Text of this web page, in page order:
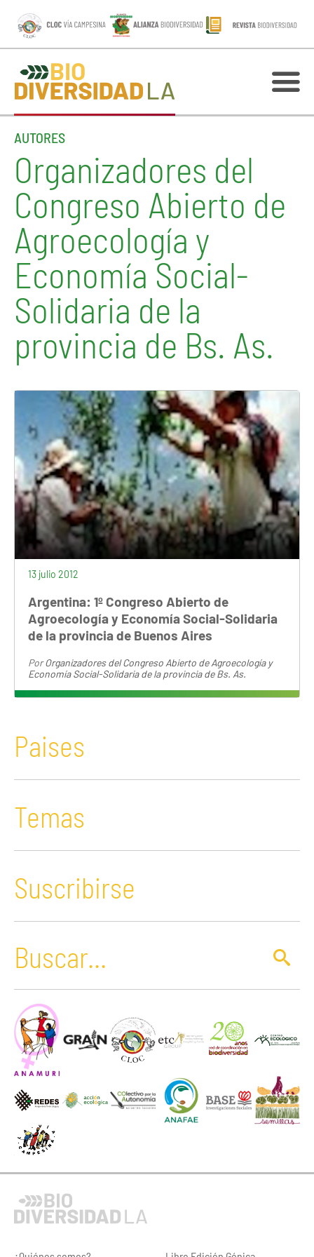
AUTORES
Organizadores del
Congreso Abierto de
Agroecología y
Economía Social-
Solidaria de la
provincia de Bs. As.
13 julio 2012
Argentina: 1º Congreso Abierto de
Agroecología y Economía Social-Solidaria
de la provincia de Buenos Aires
PorOrganizadores del Congreso Abierto de Agroecología y
Economía Social-Solidaria de la provincia de Bs. As.
Paises
Temas
Suscribirse